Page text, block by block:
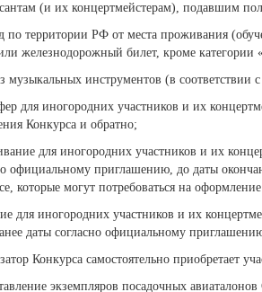
(и их концертмейстерам), подавшим
по территории РФ от места проживания
железнодорожный билет, кроме категории
музыкальных инструментов (в соответствии
для иногородних участников и их
Конкурса и обратно;
для иногородних участников и их
официальному приглашению, до даты
которые могут потребоваться на
для иногородних участников и их
даты согласно официальному
Конкурса самостоятельно приобретает
экземпляров посадочных